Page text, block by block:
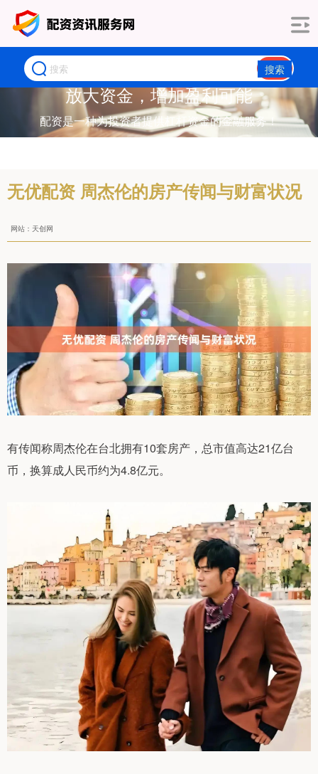
搜索
放大资金，增加盈利可能
配资是一种为投资者提供杠杆资金的金融服务！
无优配资 周杰伦的房产传闻与财富状况
网站：天创网
有传闻称周杰伦在台北拥有10套房产，总市值高达21亿台
币，换算成人民币约为4.8亿元。